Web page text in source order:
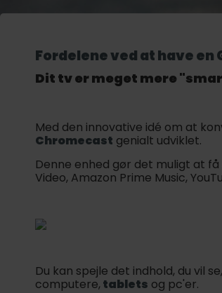
Fordelene ved at have en
Dit tv er meget mere
Med den innovative idé om at
Chromecast genialt udviklet.
Denne enhed gør det muligt at
Video, Amazon Prime Music,
Du kan spejle det indhold, du vil
computere, tablets og pc'er.